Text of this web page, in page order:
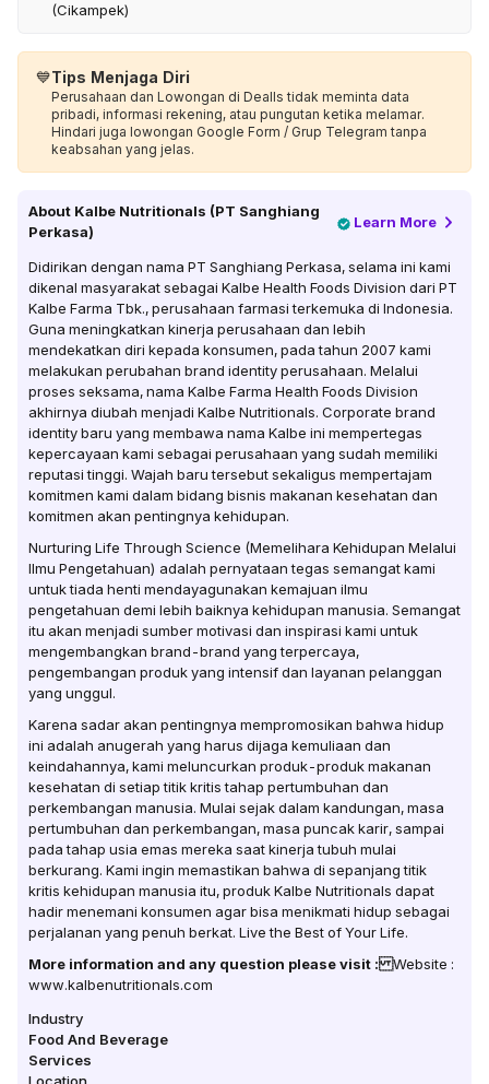
(Cikampek)
💙Tips Menjaga Diri
Perusahaan dan Lowongan di Dealls tidak meminta data
pribadi, informasi rekening, atau pungutan ketika melamar.
Hindari juga lowongan Google Form / Grup Telegram tanpa
keabsahan yang jelas.
About Kalbe Nutritionals (PT Sanghiang
Perkasa)
Learn More
Didirikan dengan nama PT Sanghiang Perkasa, selama ini kami
dikenal masyarakat sebagai Kalbe Health Foods Division dari PT
Kalbe Farma Tbk., perusahaan farmasi terkemuka di Indonesia.
Guna meningkatkan kinerja perusahaan dan lebih
mendekatkan diri kepada konsumen, pada tahun 2007 kami
melakukan perubahan brand identity perusahaan. Melalui
proses seksama, nama Kalbe Farma Health Foods Division
akhirnya diubah menjadi Kalbe Nutritionals. Corporate brand
identity baru yang membawa nama Kalbe ini mempertegas
kepercayaan kami sebagai perusahaan yang sudah memiliki
reputasi tinggi. Wajah baru tersebut sekaligus mempertajam
komitmen kami dalam bidang bisnis makanan kesehatan dan
komitmen akan pentingnya kehidupan.
Nurturing Life Through Science (Memelihara Kehidupan Melalui
Ilmu Pengetahuan) adalah pernyataan tegas semangat kami
untuk tiada henti mendayagunakan kemajuan ilmu
pengetahuan demi lebih baiknya kehidupan manusia. Semangat
itu akan menjadi sumber motivasi dan inspirasi kami untuk
mengembangkan brand-brand yang terpercaya,
pengembangan produk yang intensif dan layanan pelanggan
yang unggul.
Karena sadar akan pentingnya mempromosikan bahwa hidup
ini adalah anugerah yang harus dijaga kemuliaan dan
keindahannya, kami meluncurkan produk-produk makanan
kesehatan di setiap titik kritis tahap pertumbuhan dan
perkembangan manusia. Mulai sejak dalam kandungan, masa
pertumbuhan dan perkembangan, masa puncak karir, sampai
pada tahap usia emas mereka saat kinerja tubuh mulai
berkurang. Kami ingin memastikan bahwa di sepanjang titik
kritis kehidupan manusia itu, produk Kalbe Nutritionals dapat
hadir menemani konsumen agar bisa menikmati hidup sebagai
perjalanan yang penuh berkat. Live the Best of Your Life.
More information and any question please visit :Website :
www.kalbenutritionals.com
Industry
Food And Beverage
Services